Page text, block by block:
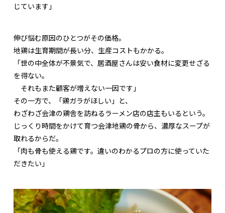
じています」
伸び悩む原因のひとつがその価格。
地鶏は生育期間が長い分、生産コストもかかる。
「世の中全体が不景気で、居酒屋さんは安い食材に変更せざる
を得ない。
それもまた顧客が増えない一因です」
その一方で、「鶏ガラがほしい」と、
わざわざ会津の鶏舎を訪ねるラーメン店の店主もいるという。
じっくり時間をかけて育つ会津地鶏の骨から、濃厚なスープが
取れるからだ。
「肉も骨も使える鶏です。違いのわかるプロの方に使っていた
だきたい」